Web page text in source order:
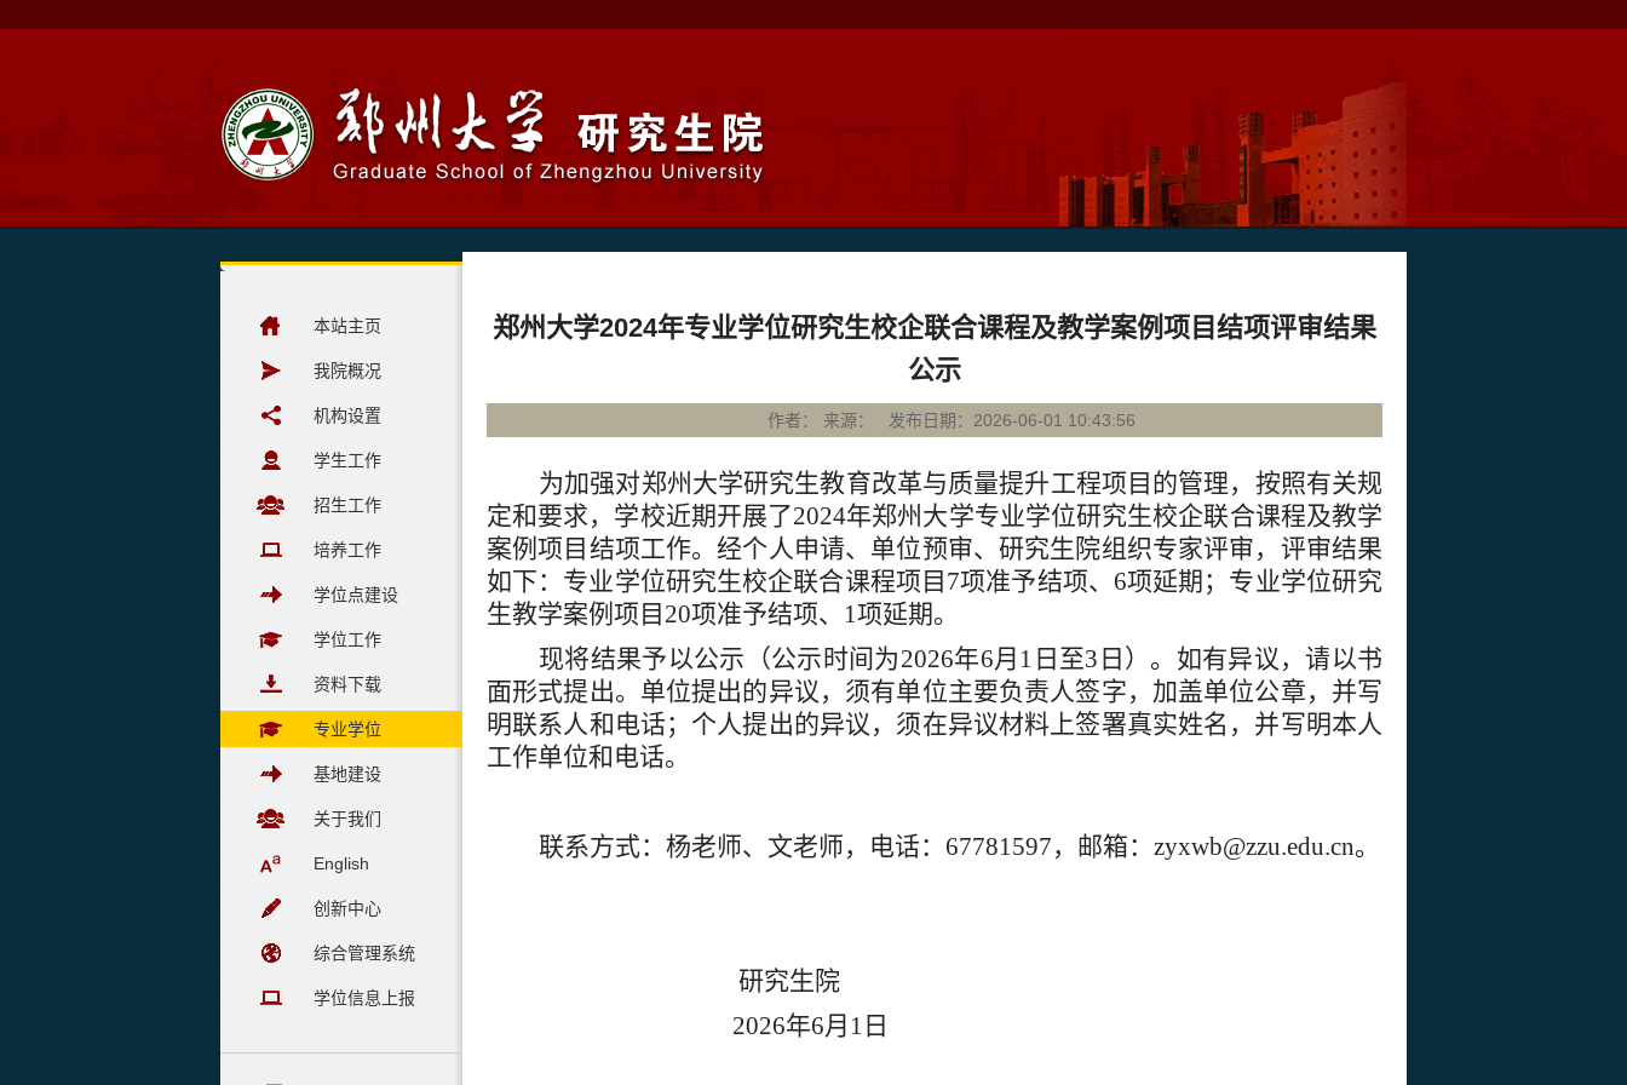
本站主页
我院概况
机构设置
学生工作
招生工作
培养工作
学位点建设
学位工作
资料下载
专业学位
基地建设
关于我们
English
创新中心
综合管理系统
学位信息上报
郑州大学2024年专业学位研究生校企联合课程及教学案例项目结项评审结果
公示
作者： 来源： 发布日期：2026-06-01 10:43:56
为加强对郑州大学研究生教育改革与质量提升工程项目的管理，按照有关规
定和要求，学校近期开展了2024年郑州大学专业学位研究生校企联合课程及教学
案例项目结项工作。经个人申请、单位预审、研究生院组织专家评审，评审结果
如下：专业学位研究生校企联合课程项目 7项准予结项、6项延期；专业学位研究
生教学案例项目20项准予结项、1项延期。
现将结果予以公示（公示时间为2026年6月1日至3日）。如有异议，请以书
面形式提出。单位提出的异议，须有单位主要负责人签字，加盖单位公章，并写
明联系人和电话； 个人提出的异议，须在异议材料上签署真实姓名，并写明本人
工作单位和电话。
联系方式：杨老师、文老师，电话： 67781597，邮箱：zyxwb@zzu.edu.cn。
研究生院
2026年6月1日